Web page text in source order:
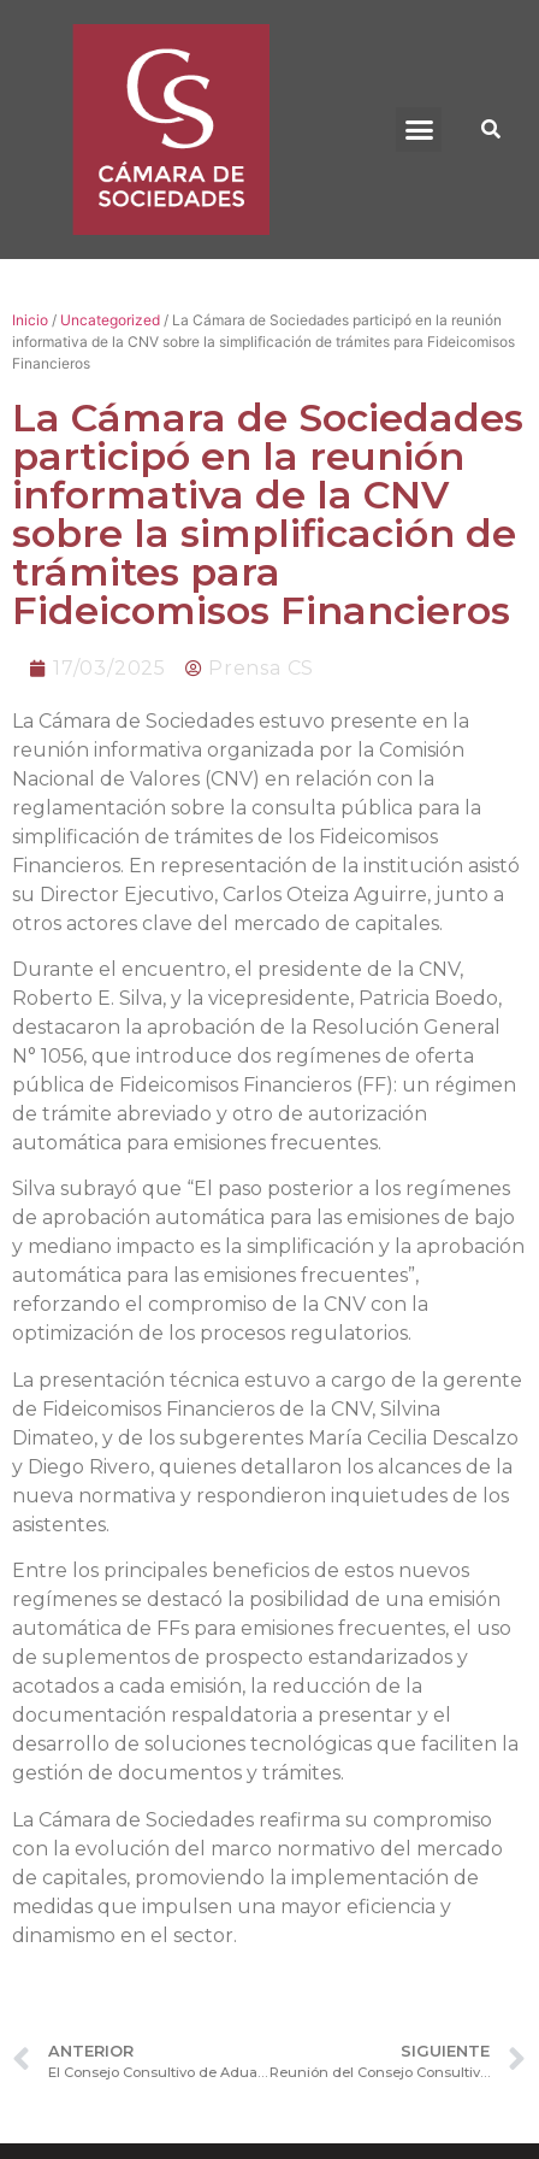
Inicio / Uncategorized / La Cámara de Sociedades participó en la reunión
informativa de la CNV sobre la simplificación de trámites para Fideicomisos
Financieros
La Cámara de Sociedades
participó en la reunión
informativa de la CNV
sobre la simplificación de
trámites para
Fideicomisos Financieros
17/03/2025 Prensa CS
La Cámara de Sociedades estuvo presente en la
reunión informativa organizada por la Comisión
Nacional de Valores (CNV) en relación con la
reglamentación sobre la consulta pública para la
simplificación de trámites de los Fideicomisos
Financieros. En representación de la institución asistó
su Director Ejecutivo, Carlos Oteiza Aguirre, junto a
otros actores clave del mercado de capitales.
Durante el encuentro, el presidente de la CNV,
Roberto E. Silva, y la vicepresidente, Patricia Boedo,
destacaron la aprobación de la Resolución General
N° 1056, que introduce dos regímenes de oferta
pública de Fideicomisos Financieros (FF): un régimen
de trámite abreviado y otro de autorización
automática para emisiones frecuentes.
Silva subrayó que “El paso posterior a los regímenes
de aprobación automática para las emisiones de bajo
y mediano impacto es la simplificación y la aprobación
automática para las emisiones frecuentes”,
reforzando el compromiso de la CNV con la
optimización de los procesos regulatorios.
La presentación técnica estuvo a cargo de la gerente
de Fideicomisos Financieros de la CNV, Silvina
Dimateo, y de los subgerentes María Cecilia Descalzo
y Diego Rivero, quienes detallaron los alcances de la
nueva normativa y respondieron inquietudes de los
asistentes.
Entre los principales beneficios de estos nuevos
regímenes se destacó la posibilidad de una emisión
automática de FFs para emisiones frecuentes, el uso
de suplementos de prospecto estandarizados y
acotados a cada emisión, la reducción de la
documentación respaldatoria a presentar y el
desarrollo de soluciones tecnológicas que faciliten la
gestión de documentos y trámites.
La Cámara de Sociedades reafirma su compromiso
con la evolución del marco normativo del mercado
de capitales, promoviendo la implementación de
medidas que impulsen una mayor eficiencia y
dinamismo en el sector.
ANTERIOR
El Consejo Consultivo de Aduanas y Finanzas analizó resoluciones clave para el comercio exterior
SIGUIENTE
Reunión del Consejo Consultivo de Relaciones Laborales con la participación del diputado Martín Tetaz